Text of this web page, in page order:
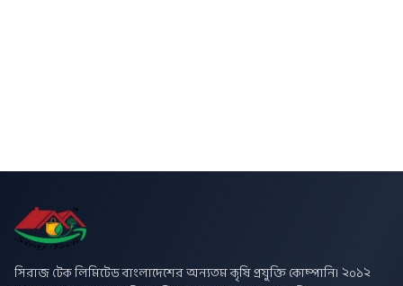
সিরাজ টেক লিমিটেড বাংলাদেশের অন্যতম কৃষি প্রযুক্তি কোম্পানি। ২০১২